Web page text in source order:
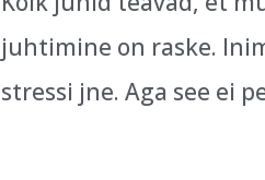
juhtimine on raske.
stressi jne. Aga see ei